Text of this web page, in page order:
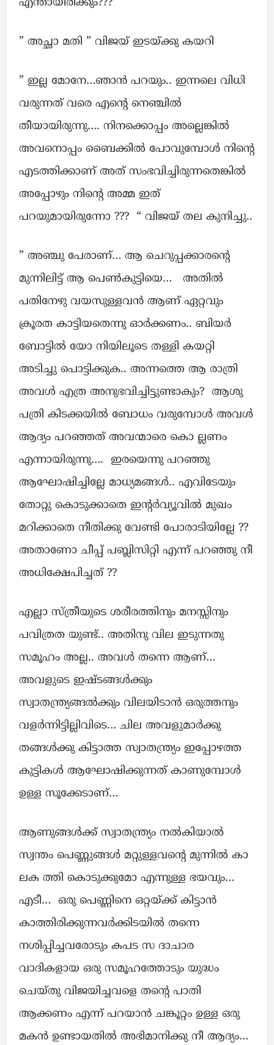
എന്തായിരിക്കും??? “
” അച്ഛാ മതി ” വിജയ് ഇടയ്ക്കു കയറി
” ഇല്ല മോനേ…ഞാൻ പറയും.. ഇന്നലെ വിധി
വരുന്നത് വരെ എന്റെ നെഞ്ചിൽ
തീയായിരുന്നു…. നിനക്കൊപ്പം അല്ലെങ്കിൽ
അവനൊപ്പം ബൈക്കിൽ പോവുമ്പോൾ നിന്റെ
എടത്തിക്കാണ് അത് സംഭവിച്ചിരുന്നതെങ്കിൽ
അപ്പോഴും നിന്റെ അമ്മ ഇത്
പറയുമായിരുന്നോ ??? “ വിജയ് തല കുനിച്ചു..
” അഞ്ചു പേരാണ്… ആ ചെറുപ്പക്കാരന്റെ
മുന്നിലിട്ട് ആ പെൺകുട്ടിയെ… അതിൽ
പതിനേഴു വയസുള്ളവൻ ആണ് ഏറ്റവും
ക്രൂരത കാട്ടിയതെന്നു ഓർക്കണം.. ബിയർ
ബോട്ടിൽ യോ നിയിലൂടെ തള്ളി കയറ്റി
അടിച്ചു പൊട്ടിക്കുക.. അന്നത്തെ ആ രാത്രി
അവൾ എത്ര അനുഭവിച്ചിട്ടുണ്ടാകും? ആശു
പത്രി കിടക്കയിൽ ബോധം വരുമ്പോൾ അവൾ
ആദ്യം പറഞ്ഞത് അവന്മാരെ കൊ ല്ലണം
എന്നായിരുന്നു…. ഇരയെന്നു പറഞ്ഞു
ആഘോഷിച്ചില്ലേ മാധ്യമങ്ങൾ.. എവിടേയും
തോറ്റു കൊടുക്കാതെ ഇന്റർവ്യൂവിൽ മുഖം
മറിക്കാതെ നീതിക്കു വേണ്ടി പോരാടിയില്ലേ ??
അതാണോ ചീപ്പ് പബ്ലിസിറ്റി എന്ന് പറഞ്ഞു നീ
അധിക്ഷേപിച്ചത് ??
എല്ലാ സ്ത്രീയുടെ ശരീരത്തിനും മനസ്സിനും
പവിത്രത യുണ്ട്.. അതിനു വില ഇടുന്നതു
സമൂഹം അല്ല.. അവൾ തന്നെ ആണ്…
അവളുടെ ഇഷ്ടങ്ങൾക്കും
സ്വാതന്ത്ര്യങ്ങൽക്കും വിലയിടാൻ ഒരുത്തനും
വളർന്നിട്ടില്ലിവിടെ… ചില അവളുമാർക്കു
തങ്ങൾക്കു കിട്ടാത്ത സ്വാതന്ത്ര്യം ഇപ്പോഴത്ത
കുട്ടികൾ ആഘോഷിക്കുന്നത് കാണുമ്പോൾ
ഉള്ള സൂക്കേടാണ്…
ആണുങ്ങൾക്ക് സ്വാതന്ത്ര്യം നൽകിയാൽ
സ്വന്തം പെണ്ണുങ്ങൾ മറ്റുള്ളവന്റെ മുന്നിൽ കാ
ലക ത്തി കൊടുക്കുമോ എന്നുള്ള ഭയവും…
എടീ… ഒരു പെണ്ണിനെ ഒറ്റയ്ക്ക് കിട്ടാൻ
കാത്തിരിക്കുന്നവർക്കിടയിൽ തന്നെ
നശിപ്പിച്ചവരോടും കപട സ ദാചാര
വാദികളായ ഒരു സമൂഹത്തോടും യുദ്ധം
ചെയ്തു വിജയിച്ചവളെ തന്റെ പാതി
ആക്കണം എന്ന് പറയാൻ ചങ്കൂറ്റം ഉള്ള ഒരു
മകൻ ഉണ്ടായതിൽ അഭിമാനിക്കു നീ ആദ്യം…